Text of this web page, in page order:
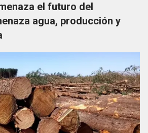
el futuro del
agua, producción y